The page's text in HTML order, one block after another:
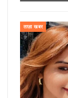
ताज़ा खबर